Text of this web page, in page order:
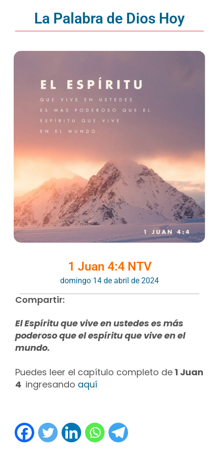
La Palabra de Dios Hoy
1 Juan 4:4 NTV
domingo 14 de abril de 2024
Compartir:
El Espíritu que vive en ustedes es más
poderoso que el espíritu que vive en el
mundo.
Puedes leer el capítulo completo de 1 Juan
4 ingresando aquí